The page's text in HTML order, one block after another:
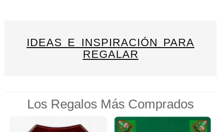
IDEAS E INSPIRACIÓN PARA
REGALAR
Los Regalos Más Comprados